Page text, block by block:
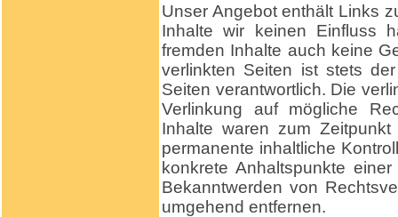
Unser Angebot enthält Links
Inhalte wir keinen Einfluss
fremden Inhalte auch keine
verlinkten Seiten ist stets
Seiten verantwortlich. Die
Verlinkung auf mögliche
Inhalte waren zum
permanente inhaltliche
konkrete Anhaltspunkte
Bekanntwerden von
umgehend entfernen.